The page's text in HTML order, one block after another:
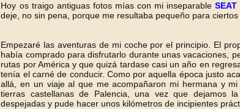
Hoy os traigo antiguas fotos mías con mi inseparable
deje, no sin pena, porque me resultaba pequeño para
Empezaré las aventuras de mi coche por el principio. El
había comprado para disfrutarlo durante unas vacaciones,
rutas por América y que quizá tardase casi un año en
tenía el carné de conducir. Como por aquella época justo
allá, en un viaje al que me acompañaron mi hermana y
tierras castellanas de Palencia, una vez que dejamos
despejadas y pude hacer unos kilómetros de incipientes